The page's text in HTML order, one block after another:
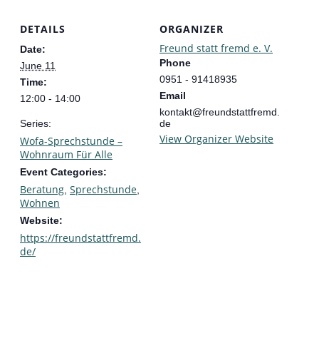
DETAILS
Date:
June 11
Time:
12:00 - 14:00
Series:
Wofa-Sprechstunde –
Wohnraum Für Alle
Event Categories:
Beratung Sprechstunde
Wohnen
Website:
https://freundstattfremd.
de/
ORGANIZER
Freund statt fremd e. V.
Phone
0951 - 91418935
Email
kontakt@freundstattfremd.
de
View Organizer Website